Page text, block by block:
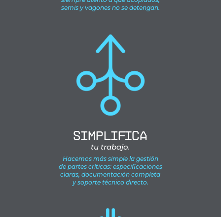
semis y vagones no se detengan.
Simplifica
tu trabajo.
Hacemos más simple la gestión
de partes críticas: especificaciones
claras, documentación completa
y soporte técnico directo.